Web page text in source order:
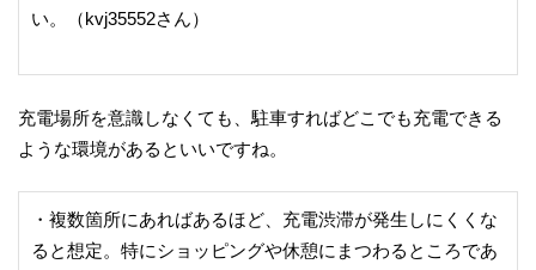
い。（kvj35552さん）
充電場所を意識しなくても、駐車すればどこでも充電できる
ような環境があるといいですね。
・複数箇所にあればあるほど、充電渋滞が発生しにくくな
ると想定。特にショッピングや休憩にまつわるところであ